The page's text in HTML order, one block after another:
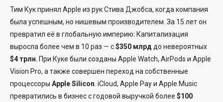
Тим Кук принял Apple из рук Стива Джобса, когда компания
была успешным, но нишевым производителем. За 15 лет он
превратил её в глобальную империю: Капитализация
выросла более чем в 10 раз — с$350 млрд до невероятных
$4 трлн . При Куке были созданы Apple Watch, AirPods и Apple
Vision Pro, а также совершен переход на собственные
процессоры Apple Silicon . iCloud, Apple Pay и Apple Music
превратились в бизнес с годовой выручкой более $100